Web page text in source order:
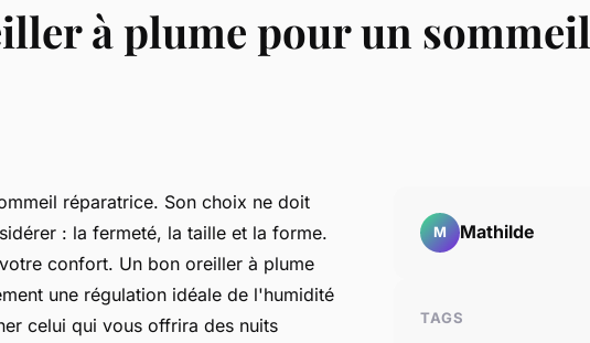
à plume pour un sommeil
réparatrice. Son choix ne doit
: la fermeté, la taille et la forme.
confort. Un bon oreiller à plume
une régulation idéale de l'humidité
celui qui vous offrira des nuits
M Mathilde
TAGS